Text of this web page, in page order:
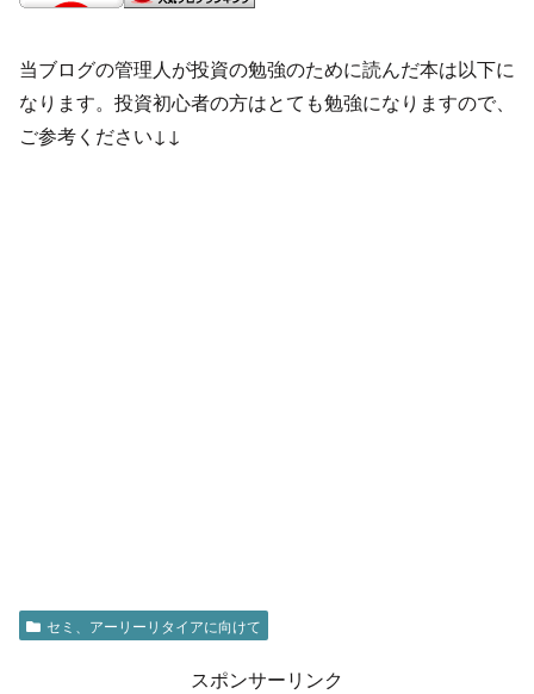
当ブログの管理人が投資の勉強のために読んだ本は以下に
なります。投資初心者の方はとても勉強になりますので、
ご参考ください↓↓
セミ、アーリーリタイアに向けて
スポンサーリンク